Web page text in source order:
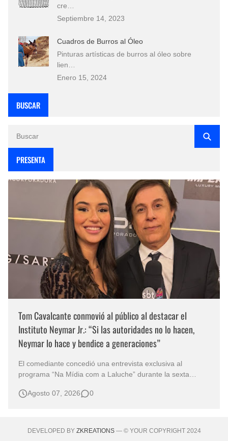
cre…
Septiembre 14, 2023
Cuadros de Burros al Óleo
Pinturas artísticas de burros al óleo sobre
lien…
Enero 15, 2024
BUSCAR
PRESENTA
Tom Cavalcante conmovió al público al destacar el
Instituto Neymar Jr.: “Si las autoridades no lo hacen,
Neymar lo hace y bendice a generaciones”
El comediante concedió una entrevista exclusiva al
programa “Na Mídia com a Laluche” durante la sexta
eventos benéficos más importantes de Brasil. En medio del
Agosto 07, 2026 0
DEVELOPED BY ZKREATIONS— © YOUR COPYRIGHT 2024